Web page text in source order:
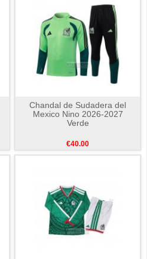
Chandal de Sudadera del
Mexico Nino 2026-2027
Verde
€40.00